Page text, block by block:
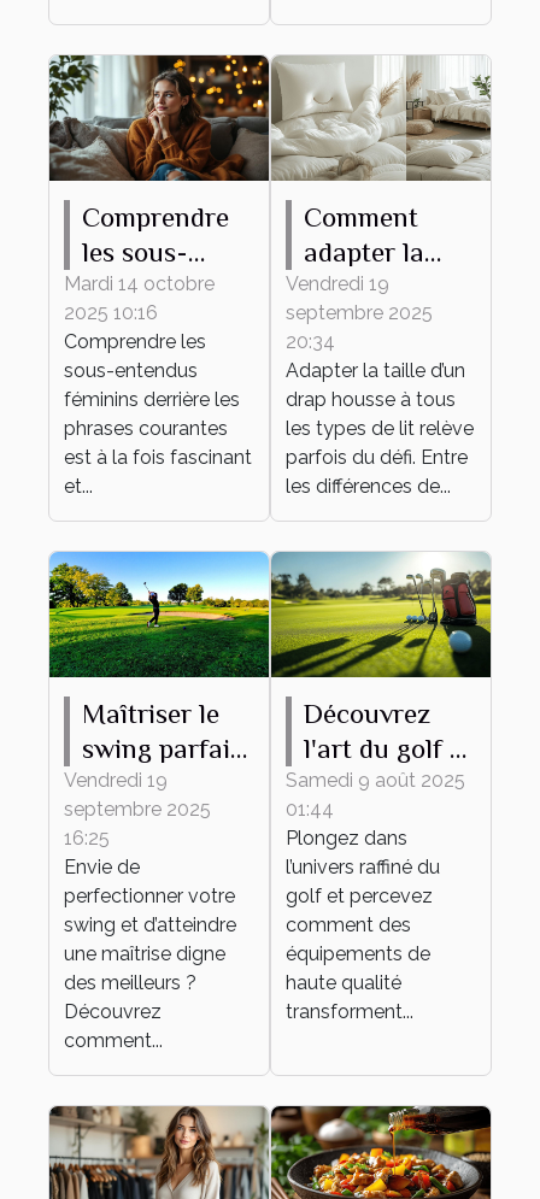
Comprendre
les sous-
entendus
féminins
derrière les
phrases
courantes
Mardi 14 octobre
2025 10:16
Comprendre les
sous-entendus
féminins derrière les
phrases courantes
est à la fois fascinant
et...
Comment
adapter la
taille de votre
drap housse à
tout type de
lit ?
Vendredi 19
septembre 2025
20:34
Adapter la taille d’un
drap housse à tous
les types de lit relève
parfois du défi. Entre
les différences de...
Maîtriser le
swing parfait :
conseils et
techniques
Vendredi 19
septembre 2025
16:25
Envie de
perfectionner votre
swing et d’atteindre
une maîtrise digne
des meilleurs ?
Découvrez
comment...
Découvrez
l'art du golf à
travers des
équipements
de haute
qualité
Samedi 9 août 2025
01:44
Plongez dans
l’univers raffiné du
golf et percevez
comment des
équipements de
haute qualité
transforment...